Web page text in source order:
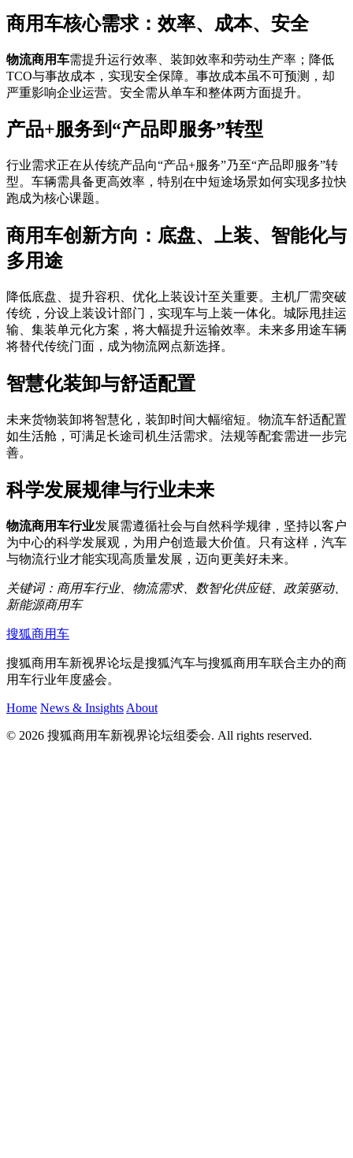
商用车核心需求：效率、成本、安全
物流商用车需提升运行效率、装卸效率和劳动生产率；降低
TCO与事故成本，实现安全保障。事故成本虽不可预测，却
严重影响企业运营。安全需从单车和整体两方面提升。
产品+服务到“产品即服务”转型
行业需求正在从传统产品向“产品+服务”乃至“产品即服务”转
型。车辆需具备更高效率，特别在中短途场景如何实现多拉快
跑成为核心课题。
商用车创新方向：底盘、上装、智能化与
多用途
降低底盘、提升容积、优化上装设计至关重要。主机厂需突破
传统，分设上装设计部门，实现车与上装一体化。城际甩挂运
输、集装单元化方案，将大幅提升运输效率。未来多用途车辆
将替代传统门面，成为物流网点新选择。
智慧化装卸与舒适配置
未来货物装卸将智慧化，装卸时间大幅缩短。物流车舒适配置
如生活舱，可满足长途司机生活需求。法规等配套需进一步完
善。
科学发展规律与行业未来
物流商用车行业发展需遵循社会与自然科学规律，坚持以客户
为中心的科学发展观，为用户创造最大价值。只有这样，汽车
与物流行业才能实现高质量发展，迈向更美好未来。
关键词：商用车行业、物流需求、数智化供应链、政策驱动、
新能源商用车
搜狐商用车
搜狐商用车新视界论坛是搜狐汽车与搜狐商用车联合主办的商
用车行业年度盛会。
Home News & Insights About
© 2026 搜狐商用车新视界论坛组委会. All rights reserved.